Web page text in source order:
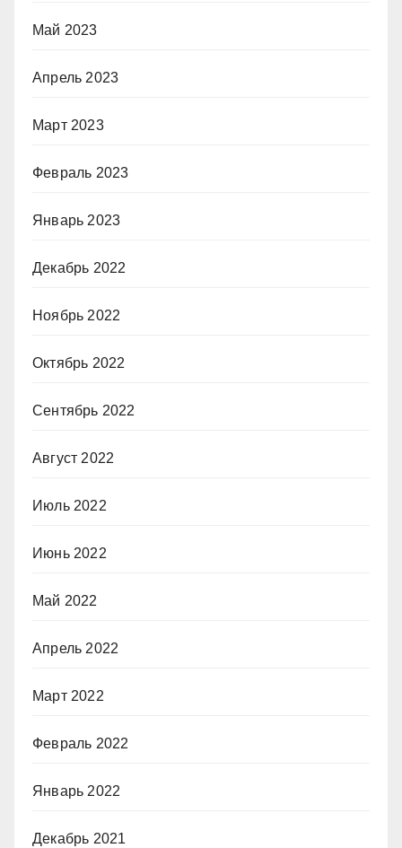
Май 2023
Апрель 2023
Март 2023
Февраль 2023
Январь 2023
Декабрь 2022
Ноябрь 2022
Октябрь 2022
Сентябрь 2022
Август 2022
Июль 2022
Июнь 2022
Май 2022
Апрель 2022
Март 2022
Февраль 2022
Январь 2022
Декабрь 2021